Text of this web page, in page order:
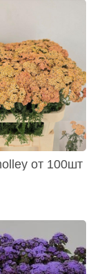
от 100шт